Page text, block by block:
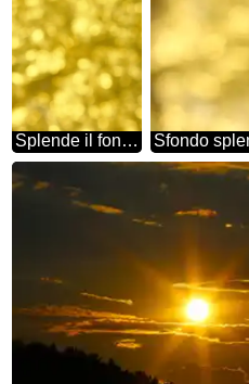
Splende il fondo oro Natale